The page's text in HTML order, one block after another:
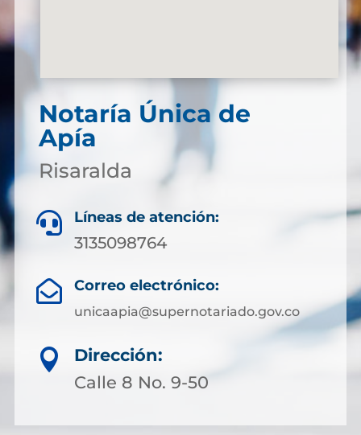
Notaría Única de
Apía
Risaralda
 Líneas de atención:
3135098764
 Correo electrónico:
unicaapia@supernotariado.gov.co

Dirección:
Calle 8 No. 9-50